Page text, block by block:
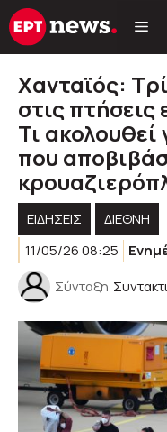
Μετάβαση
σε
Χανταϊός:
στις
Τι ακολουθεί
που
ΕΙΔΗΣΕΙΣ
ΔΙΕΘΝΗ
11/05/26 08:25
Σύνταξη